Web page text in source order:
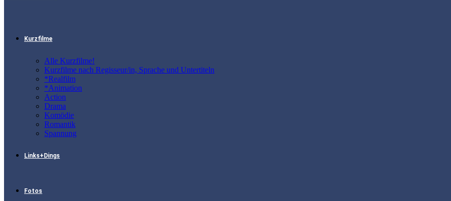
Kurzfilme
Alle Kurzfilme!
Kurzfilme nach Regisseur/in, Sprache und Untertiteln
*Realfilm
*Animation
Action
Drama
Komödie
Romantik
Spannung
Links+Dings
Fotos